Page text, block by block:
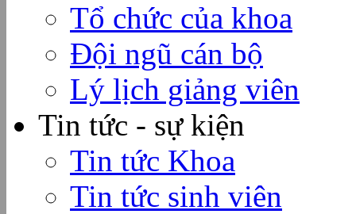
Tổ chức của khoa
Đội ngũ cán bộ
Lý lịch giảng viên
Tin tức - sự kiện
Tin tức Khoa
Tin tức sinh viên